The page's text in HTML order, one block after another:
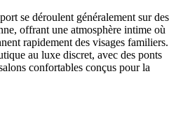
se déroulent généralement sur des
offrant une atmosphère intime où
rapidement des visages familiers.
au luxe discret, avec des ponts
confortables conçus pour la